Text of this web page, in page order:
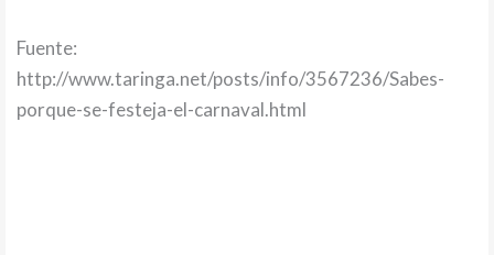
Fuente:
http://www.taringa.net/posts/info/3567236/Sabes-
porque-se-festeja-el-carnaval.html